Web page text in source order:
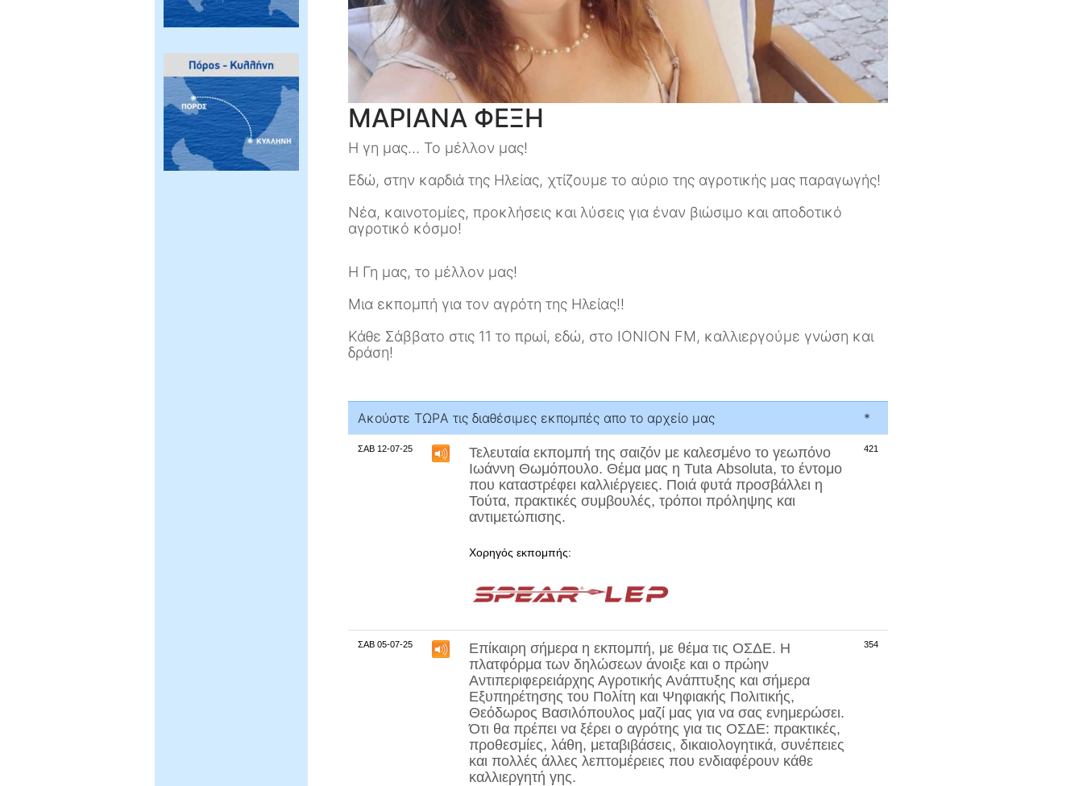
ΜΑΡΙΑΝΑ ΦΕΞΗ
Η γη μας… Το μέλλον μας!
Εδώ, στην καρδιά της Ηλείας, χτίζουμε το αύριο της αγροτικής μας παραγωγής!
Νέα, καινοτομίες, προκλήσεις και λύσεις για έναν βιώσιμο και αποδοτικό
αγροτικό κόσμο!
Η Γη μας, το μέλλον μας!
Μια εκπομπή για τον αγρότη της Ηλείας!!
Κάθε Σάββατο στις 11 το πρωί, εδώ, στο IONION FM, καλλιεργούμε γνώση και
δράση!
Aκούστε ΤΩΡA τις διαθέσιμες εκπομπές απο το αρχείο μας *
ΣΑΒ 12-07-25
Τελευταία εκπομπή της σαιζόν με καλεσμένο το γεωπόνο
Ιωάννη Θωμόπουλο. Θέμα μας η Tuta Absoluta, το έντομο
που καταστρέφει καλλιέργειες. Ποιά φυτά προσβάλλει η
Τούτα, πρακτικές συμβουλές, τρόποι πρόληψης και
αντιμετώπισης.
Χορηγός εκπομπής:
421
ΣΑΒ 05-07-25 Επίκαιρη σήμερα η εκπομπή, με θέμα τις ΟΣΔΕ. Η
πλατφόρμα των δηλώσεων άνοιξε και ο πρώην
Αντιπεριφερειάρχης Αγροτικής Ανάπτυξης και σήμερα
Εξυπηρέτησης του Πολίτη και Ψηφιακής Πολιτικής,
Θεόδωρος Βασιλόπουλος μαζί μας για να σας ενημερώσει.
Ότι θα πρέπει να ξέρει ο αγρότης για τις ΟΣΔΕ: πρακτικές,
προθεσμίες, λάθη, μεταβιβάσεις, δικαιολογητικά, συνέπειες
και πολλές άλλες λεπτομέρειες που ενδιαφέρουν κάθε
καλλιεργητή γης.
354